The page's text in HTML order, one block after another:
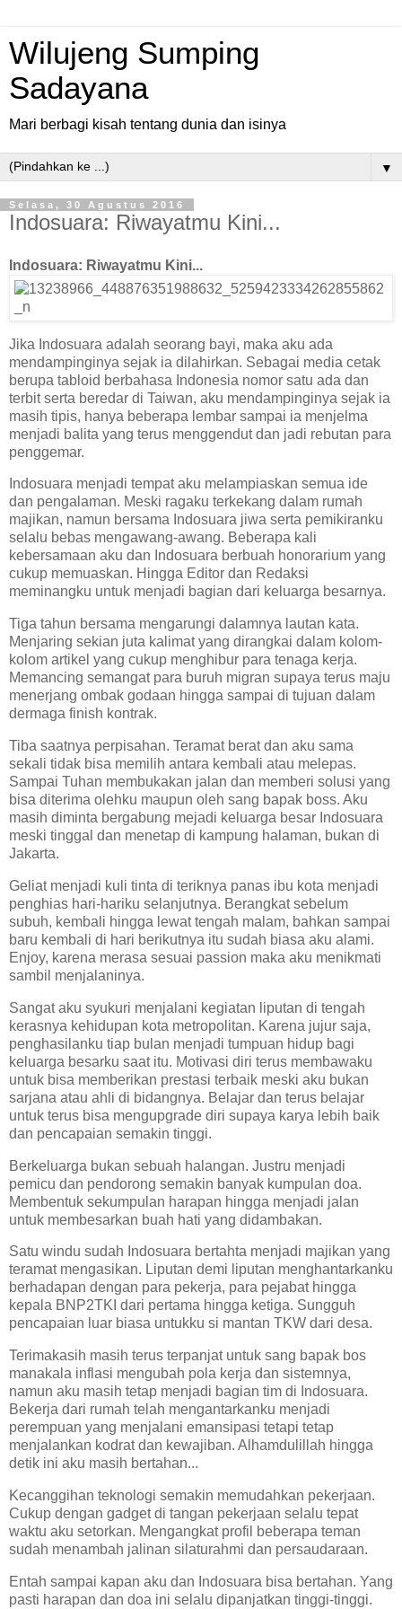
Wilujeng Sumping
Sadayana
Mari berbagi kisah tentang dunia dan isinya
▼
Selasa, 30 Agustus 2016
Indosuara: Riwayatmu Kini...
Indosuara: Riwayatmu Kini...
Jika Indosuara adalah seorang bayi, maka aku ada
mendampinginya sejak ia dilahirkan. Sebagai media cetak
berupa tabloid berbahasa Indonesia nomor satu ada dan
terbit serta beredar di Taiwan, aku mendampinginya sejak ia
masih tipis, hanya beberapa lembar sampai ia menjelma
menjadi balita yang terus menggendut dan jadi rebutan para
penggemar.
Indosuara menjadi tempat aku melampiaskan semua ide
dan pengalaman. Meski ragaku terkekang dalam rumah
majikan, namun bersama Indosuara jiwa serta pemikiranku
selalu bebas mengawang-awang. Beberapa kali
kebersamaan aku dan Indosuara berbuah honorarium yang
cukup memuaskan. Hingga Editor dan Redaksi
meminangku untuk menjadi bagian dari keluarga besarnya.
Tiga tahun bersama mengarungi dalamnya lautan kata.
Menjaring sekian juta kalimat yang dirangkai dalam kolom-
kolom artikel yang cukup menghibur para tenaga kerja.
Memancing semangat para buruh migran supaya terus maju
menerjang ombak godaan hingga sampai di tujuan dalam
dermaga finish kontrak.
Tiba saatnya perpisahan. Teramat berat dan aku sama
sekali tidak bisa memilih antara kembali atau melepas.
Sampai Tuhan membukakan jalan dan memberi solusi yang
bisa diterima olehku maupun oleh sang bapak boss. Aku
masih diminta bergabung mejadi keluarga besar Indosuara
meski tinggal dan menetap di kampung halaman, bukan di
Jakarta.
Geliat menjadi kuli tinta di teriknya panas ibu kota menjadi
penghias hari-hariku selanjutnya. Berangkat sebelum
subuh, kembali hingga lewat tengah malam, bahkan sampai
baru kembali di hari berikutnya itu sudah biasa aku alami.
Enjoy, karena merasa sesuai passion maka aku menikmati
sambil menjalaninya.
Sangat aku syukuri menjalani kegiatan liputan di tengah
kerasnya kehidupan kota metropolitan. Karena jujur saja,
penghasilanku tiap bulan menjadi tumpuan hidup bagi
keluarga besarku saat itu. Motivasi diri terus membawaku
untuk bisa memberikan prestasi terbaik meski aku bukan
sarjana atau ahli di bidangnya. Belajar dan terus belajar
untuk terus bisa mengupgrade diri supaya karya lebih baik
dan pencapaian semakin tinggi.
Berkeluarga bukan sebuah halangan. Justru menjadi
pemicu dan pendorong semakin banyak kumpulan doa.
Membentuk sekumpulan harapan hingga menjadi jalan
untuk membesarkan buah hati yang didambakan.
Satu windu sudah Indosuara bertahta menjadi majikan yang
teramat mengasikan. Liputan demi liputan menghantarkanku
berhadapan dengan para pekerja, para pejabat hingga
kepala BNP2TKI dari pertama hingga ketiga. Sungguh
pencapaian luar biasa untukku si mantan TKW dari desa.
Terimakasih masih terus terpanjat untuk sang bapak bos
manakala inflasi mengubah pola kerja dan sistemnya,
namun aku masih tetap menjadi bagian tim di Indosuara.
Bekerja dari rumah telah mengantarkanku menjadi
perempuan yang menjalani emansipasi tetapi tetap
menjalankan kodrat dan kewajiban. Alhamdulillah hingga
detik ini aku masih bertahan...
Kecanggihan teknologi semakin memudahkan pekerjaan.
Cukup dengan gadget di tangan pekerjaan selalu tepat
waktu aku setorkan. Mengangkat profil beberapa teman
sudah menambah jalinan silaturahmi dan persaudaraan.
Entah sampai kapan aku dan Indosuara bisa bertahan. Yang
pasti harapan dan doa ini selalu dipanjatkan tinggi-tinggi.